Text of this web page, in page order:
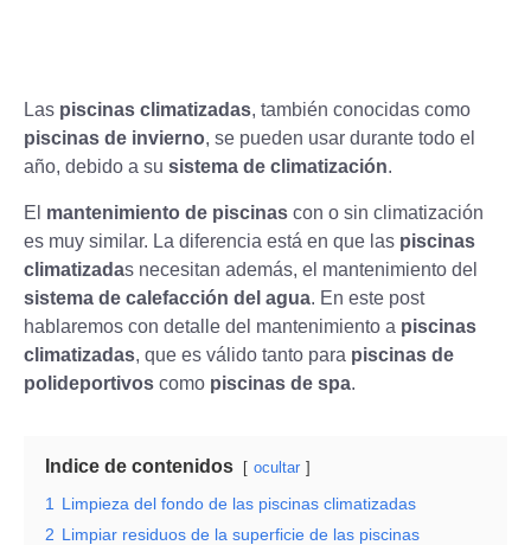
Las piscinas climatizadas, también conocidas como
piscinas de invierno, se pueden usar durante todo el
año, debido a su sistema de climatización.
El mantenimiento de piscinas con o sin climatización
es muy similar. La diferencia está en que las piscinas
climatizadas necesitan además, el mantenimiento del
sistema de calefacción del agua. En este post
hablaremos con detalle del mantenimiento a piscinas
climatizadas, que es válido tanto para piscinas de
polideportivos como piscinas de spa.
Indice de contenidos ocultar
1
Limpieza del fondo de las piscinas climatizadas
2 Limpiar residuos de la superficie de las piscinas